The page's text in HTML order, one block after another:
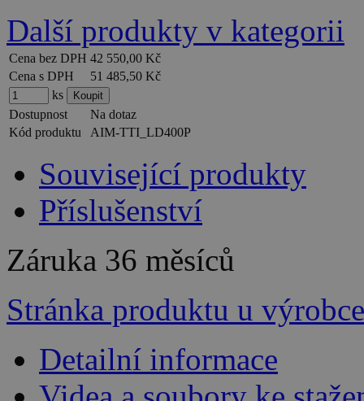
Další produkty v kategorii
Cena bez DPH 42 550,00 Kč
Cena s DPH
51 485,50 Kč
ks
Dostupnost
Na dotaz
Kód produktu
AIM-TTI_LD400P
Související produkty
Příslušenství
Záruka 36 měsíců
Stránka produktu u výrobce
Detailní informace